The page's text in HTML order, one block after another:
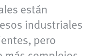
están
industriales
pero